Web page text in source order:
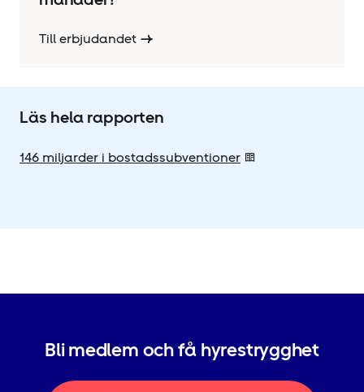
Till erbjudandet
Läs hela rapporten
146 miljarder i bostadssubventioner
Bli medlem och få hyrestrygghet